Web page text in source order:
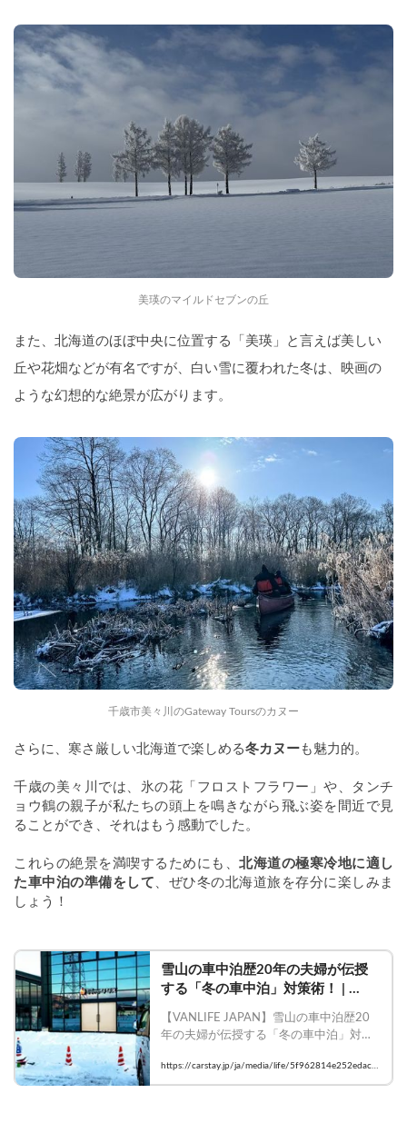
美瑛のマイルドセブンの丘
また、北海道のほぼ中央に位置する「美瑛」と言えば美しい
丘や花畑などが有名ですが、白い雪に覆われた冬は、映画の
ような幻想的な絶景が広がります。
千歳市美々川のGateway Toursのカヌー
さらに、寒さ厳しい北海道で楽しめる冬カヌー も魅力的。
千歳の美々川では、氷の花「フロストフラワー」や、タンチ
ョウ鶴の親子が私たちの頭上を鳴きながら飛ぶ姿を間近で見
ることができ、それはもう感動でした。
これらの絶景を満喫するためにも、 北海道の極寒冷地に適し
た車中泊の準備をして 、ぜひ冬の北海道旅を存分に楽しみま
しょう！
雪山の車中泊歴20年の夫婦が伝授
する「冬の車中泊」対策術！ |
Carstayの情報発信メディア
VANLIFE JAPAN
【VANLIFE JAPAN】雪山の車中泊歴20
年の夫婦が伝授する「冬の車中泊」対策
    #Carstay #vanlifejapan #車中泊 #バンラ
イフ #とうちゃんはテンネンパーマ
https://carstay.jp/ja/media/life/5f962814e252edac0
5e05e7a/